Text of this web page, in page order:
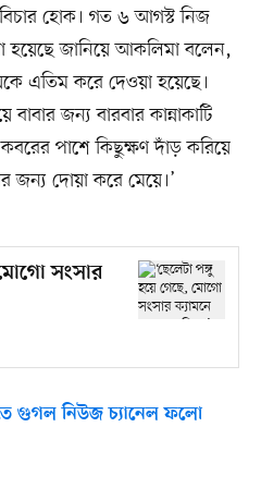
বিচার হোক। গত ৬ আগস্ট নিজ
হয়েছে জানিয়ে আকলিমা বলেন,
এতিম করে দেওয়া হয়েছে।
জন্য বারবার কান্নাকাটি
পাশে কিছুক্ষণ দাঁড় করিয়ে
জন্য দোয়া করে মেয়ে।’
মোগো সংসার
গুগল নিউজ চ্যানেল ফলো